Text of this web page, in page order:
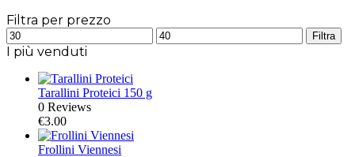
Filtra per prezzo
Prezzo
Min
Prezzo
Max
Filtra
I più venduti
Tarallini Proteici 150 g
0 Reviews
€3.00
Frollini Viennesi